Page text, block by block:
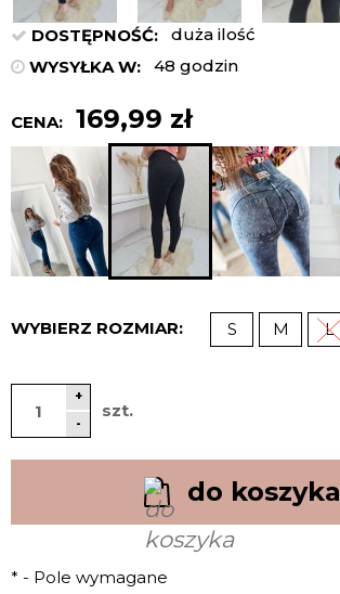
DOSTĘPNOŚĆ:
duża ilość
WYSYŁKA W:
48 godzin
CENA: 169,99 zł
WYBIERZ ROZMIAR: S M L
+
-
szt.
do koszyka
* - Pole wymagane